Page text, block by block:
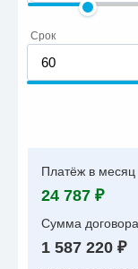
Срок
Платёж в месяц
24 787 ₽
Сумма
1 587 220 ₽